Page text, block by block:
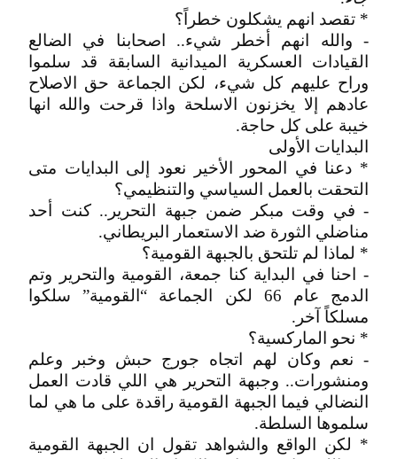
* تقصد انهم يشكلون خطراً؟
- والله انهم أخطر شيء.. اصحابنا في الضالع
القيادات العسكرية الميدانية السابقة قد سلموا
وراح عليهم كل شيء، لكن الجماعة حق الاصلاح
عادهم إلا يخزنون الاسلحة واذا قرحت والله انها
خيبة على كل حاجة.
البدايات الأولى
* دعنا في المحور الأخير نعود إلى البدايات متى
التحقت بالعمل السياسي والتنظيمي؟
- في وقت مبكر ضمن جبهة التحرير.. كنت أحد
مناضلي الثورة ضد الاستعمار البريطاني.
* لماذا لم تلتحق بالجبهة القومية؟
- احنا في البداية كنا جمعة، القومية والتحرير وتم
الدمج عام 66 لكن الجماعة “القومية” سلكوا
مسلكاً آخر.
* نحو الماركسية؟
- نعم وكان لهم اتجاه جورج حبش وخبر وعلم
ومنشورات.. وجبهة التحرير هي اللي قادت العمل
النضالي فيما الجبهة القومية راقدة على ما هي لما
سلموها السلطة.
* لكن الواقع والشواهد تقول ان الجبهة القومية